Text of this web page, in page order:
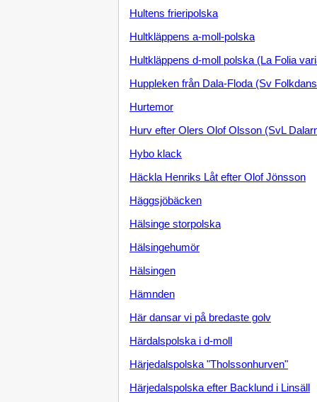
Hultens frieripolska
Hultkläppens a-moll-polska
Hultkläppens d-moll polska (La Folia
Huppleken från Dala-Floda (Sv
Hurtemor
Hurv efter Olers Olof Olsson (SvL
Hybo klack
Häckla Henriks Låt efter Olof Jönsson
Häggsjöbäcken
Hälsinge storpolska
Hälsingehumör
Hälsingen
Hämnden
Här dansar vi på bredaste golv
Härdalspolska i d-moll
Härjedalspolska "Tholssonhurven"
Härjedalspolska efter Backlund i Linsäll